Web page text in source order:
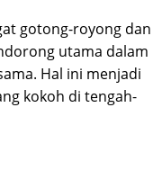
gotong-royong dan
utama dalam
Hal ini menjadi
kokoh di tengah-